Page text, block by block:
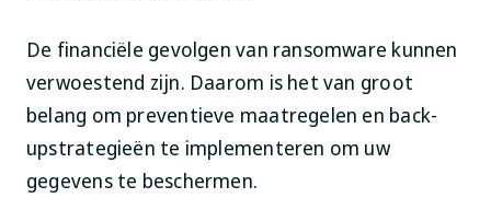
De financiële gevolgen van ransomware kunnen
verwoestend zijn. Daarom is het van groot
belang om preventieve maatregelen en back-
upstrategieën te implementeren om uw
gegevens te beschermen.